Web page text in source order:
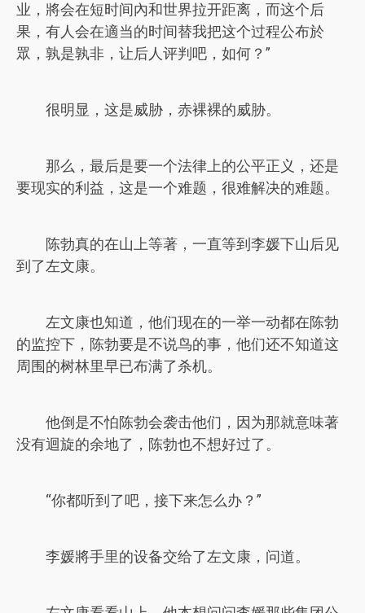
业，將会在短时间內和世界拉开距离，而这个后
果，有人会在適当的时间替我把这个过程公布於
眾，孰是孰非，让后人评判吧，如何？”
很明显，这是威胁，赤裸裸的威胁。
那么，最后是要一个法律上的公平正义，还是
要现实的利益，这是一个难题，很难解决的难题。
陈勃真的在山上等著，一直等到李媛下山后见
到了左文康。
左文康也知道，他们现在的一举一动都在陈勃
的监控下，陈勃要是不说鸟的事，他们还不知道这
周围的树林里早已布满了杀机。
他倒是不怕陈勃会袭击他们，因为那就意味著
没有迴旋的余地了，陈勃也不想好过了。
“你都听到了吧，接下来怎么办？”
李媛將手里的设备交给了左文康，问道。